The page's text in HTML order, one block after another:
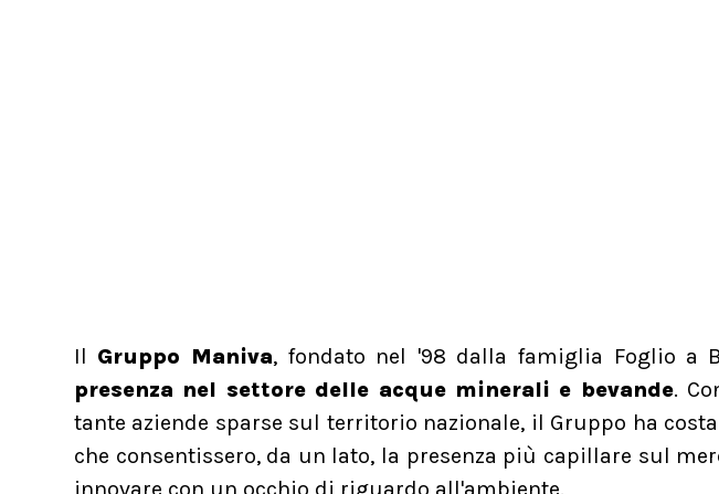
Il Gruppo Maniva, fondato nel '98 dalla famiglia Foglio a
presenza nel settore delle acque minerali e bevande.
tante aziende sparse sul territorio nazionale, il Gruppo ha
che consentissero, da un lato, la presenza più capillare sul